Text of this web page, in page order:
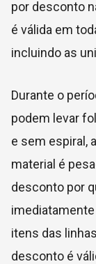
por desconto
é válida em
incluindo as
Durante o
podem levar
e sem espiral,
material é
desconto por
itens das linhas
desconto é